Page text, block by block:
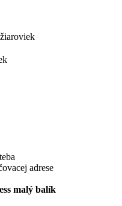
adrese
malý balík